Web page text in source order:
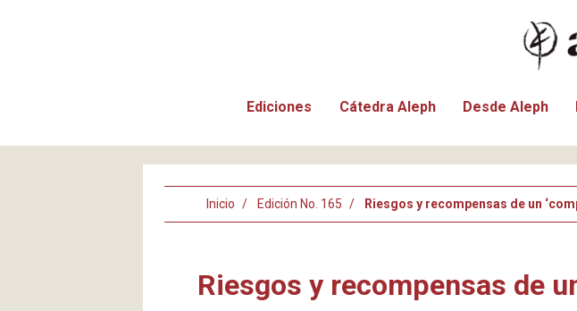
Ediciones Cátedra Aleph Desde Aleph
Inicio Edición No. 165 Riesgos y recompensas de un
Riesgos y recompensas de